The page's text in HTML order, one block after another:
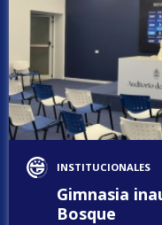
INSTITUCIONALES
Gimnasia
Bosque